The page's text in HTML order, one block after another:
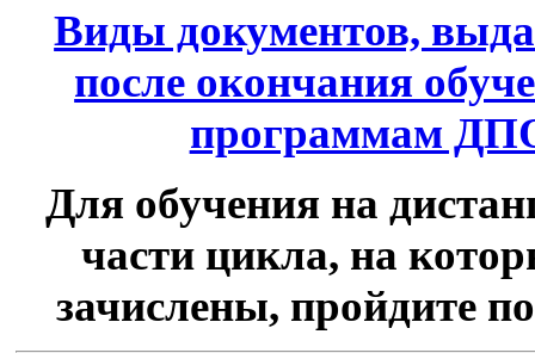
Виды документов,
после окончания
программам
Для обучения на
части цикла, на
зачислены, пройдите